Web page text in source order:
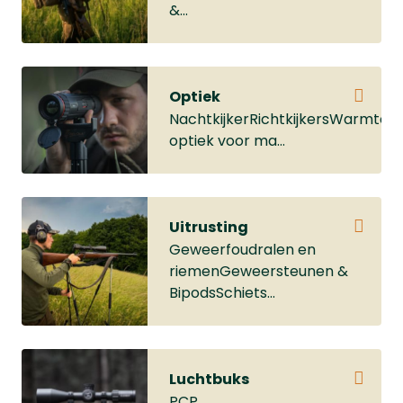
&...
Optiek
optiek voor ma...
Uitrusting
Geweerfoudralen en
riemenGeweersteunen &
BipodsSchiets...
Luchtbuks